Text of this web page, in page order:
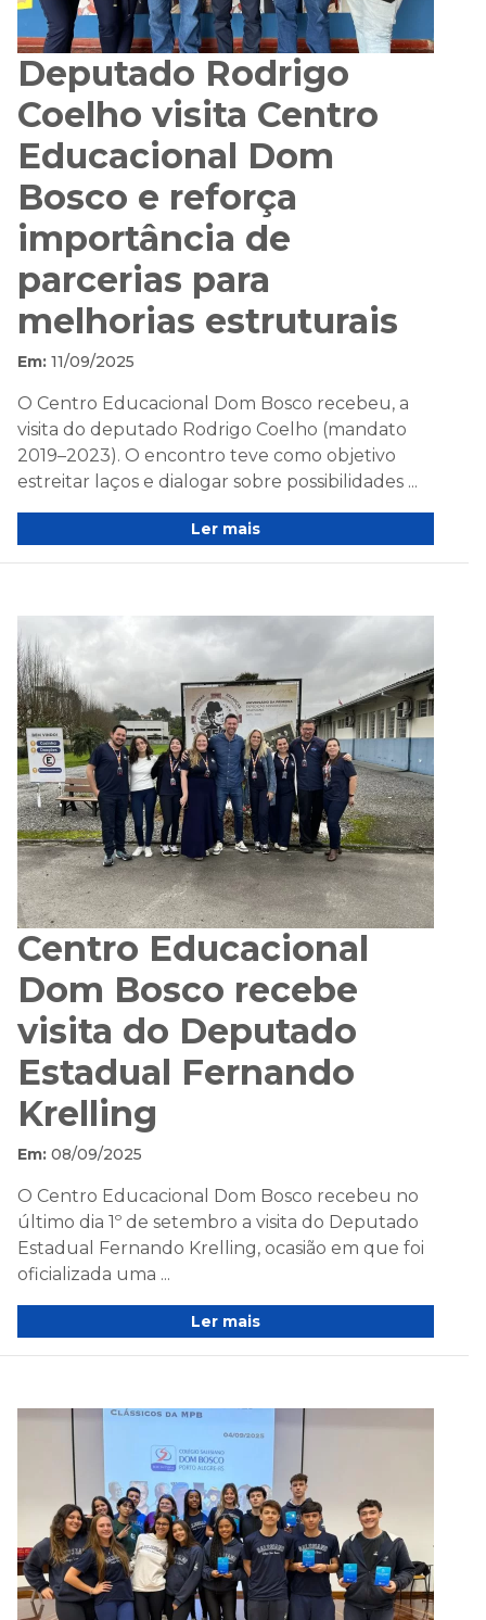
Deputado Rodrigo
Coelho visita Centro
Educacional Dom
Bosco e reforça
importância de
parcerias para
melhorias estruturais
Em: 11/09/2025
O Centro Educacional Dom Bosco recebeu, a
visita do deputado Rodrigo Coelho (mandato
2019–2023). O encontro teve como objetivo
estreitar laços e dialogar sobre possibilidades ...
Ler mais
Centro Educacional
Dom Bosco recebe
visita do Deputado
Estadual Fernando
Krelling
Em: 08/09/2025
O Centro Educacional Dom Bosco recebeu no
último dia 1º de setembro a visita do Deputado
Estadual Fernando Krelling, ocasião em que foi
oficializada uma ...
Ler mais